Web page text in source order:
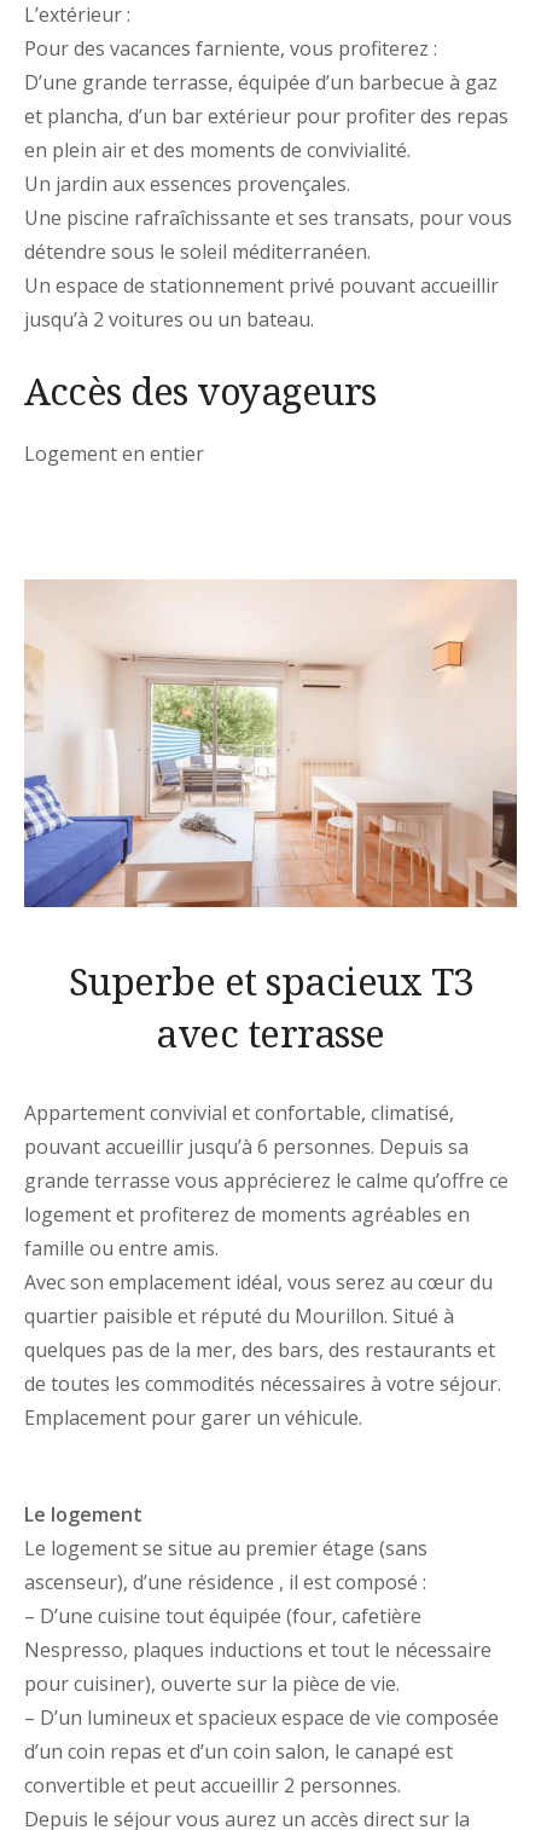
L’extérieur :
Pour des vacances farniente, vous profiterez :
D’une grande terrasse, équipée d’un barbecue à gaz
et plancha, d’un bar extérieur pour profiter des repas
en plein air et des moments de convivialité.
Un jardin aux essences provençales.
Une piscine rafraîchissante et ses transats, pour vous
détendre sous le soleil méditerranéen.
Un espace de stationnement privé pouvant accueillir
jusqu’à 2 voitures ou un bateau.
Accès des voyageurs
Logement en entier
Superbe et spacieux T3
avec terrasse
Appartement convivial et confortable, climatisé,
pouvant accueillir jusqu’à 6 personnes. Depuis sa
grande terrasse vous apprécierez le calme qu’offre ce
logement et profiterez de moments agréables en
famille ou entre amis.
Avec son emplacement idéal, vous serez au cœur du
quartier paisible et réputé du Mourillon. Situé à
quelques pas de la mer, des bars, des restaurants et
de toutes les commodités nécessaires à votre séjour.
Emplacement pour garer un véhicule.
Le logement
Le logement se situe au premier étage (sans
ascenseur), d’une résidence , il est composé :
– D’une cuisine tout équipée (four, cafetière
Nespresso, plaques inductions et tout le nécessaire
pour cuisiner), ouverte sur la pièce de vie.
– D’un lumineux et spacieux espace de vie composée
d’un coin repas et d’un coin salon, le canapé est
convertible et peut accueillir 2 personnes.
Depuis le séjour vous aurez un accès direct sur la